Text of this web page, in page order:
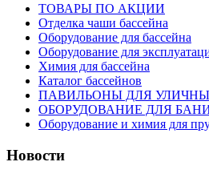
ТОВАРЫ ПО АКЦИИ
Отделка чаши бассейна
Оборудование для бассейна
Оборудование для
Химия для бассейна
Каталог бассейнов
ПАВИЛЬОНЫ ДЛЯ
ОБОРУДОВАНИЕ ДЛЯ
Оборудование и химия для
Новости